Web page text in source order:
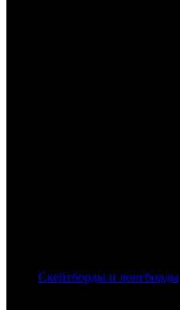
Скейтборды и лонгборды